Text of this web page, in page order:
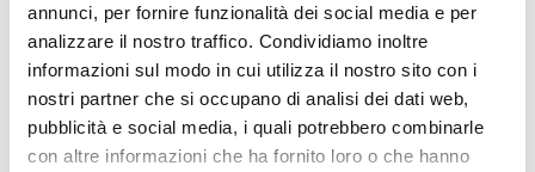
annunci, per fornire funzionalità dei social media e per
analizzare il nostro traffico. Condividiamo inoltre
informazioni sul modo in cui utilizza il nostro sito con i
nostri partner che si occupano di analisi dei dati web,
pubblicità e social media, i quali potrebbero combinarle
con altre informazioni che ha fornito loro o che hanno